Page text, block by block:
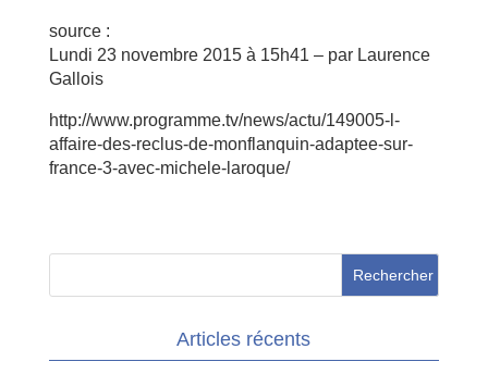
source :
Lundi 23 novembre 2015 à 15h41 – par Laurence
Gallois
http://www.programme.tv/news/actu/149005-l-
affaire-des-reclus-de-monflanquin-adaptee-sur-
france-3-avec-michele-laroque/
Articles récents